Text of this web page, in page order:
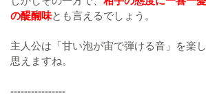
の醍醐味とも言えるでしょう。
主人公は「甘い泡が宙で弾ける音」を楽
思えますね。
----------------